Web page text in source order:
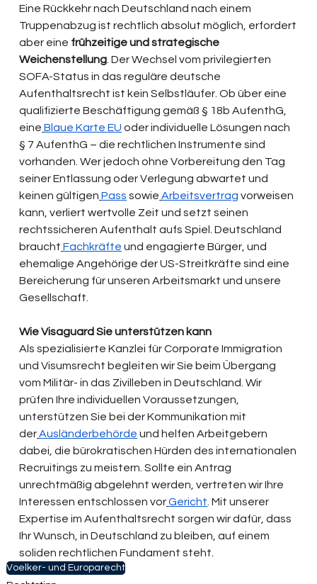
Eine Rückkehr nach Deutschland nach einem
Truppenabzug ist rechtlich absolut möglich, erfordert
aber eine frühzeitige und strategische
Weichenstellung . Der Wechsel vom privilegierten
SOFA-Status in das reguläre deutsche
Aufenthaltsrecht ist kein Selbstläufer. Ob über eine
qualifizierte Beschäftigung gemäß § 18b AufenthG,
eine Blaue Karte EU oder individuelle Lösungen nach
§ 7 AufenthG – die rechtlichen Instrumente sind
vorhanden. Wer jedoch ohne Vorbereitung den Tag
seiner Entlassung oder Verlegung abwartet und
keinen gültigen Pass sowie Arbeitsvertrag vorweisen
kann, verliert wertvolle Zeit und setzt seinen
rechtssicheren Aufenthalt aufs Spiel. Deutschland
braucht Fachkräfte und engagierte Bürger, und
ehemalige Angehörige der US-Streitkräfte sind eine
Bereicherung für unseren Arbeitsmarkt und unsere
Gesellschaft.
Wie Visaguard Sie unterstützen kann
Als spezialisierte Kanzlei für Corporate Immigration
und Visumsrecht begleiten wir Sie beim Übergang
vom Militär- in das Zivilleben in Deutschland. Wir
prüfen Ihre individuellen Voraussetzungen,
unterstützen Sie bei der Kommunikation mit
derAusländerbehörde und helfen Arbeitgebern
dabei, die bürokratischen Hürden des internationalen
Recruitings zu meistern. Sollte ein Antrag
unrechtmäßig abgelehnt werden, vertreten wir Ihre
Interessen entschlossen vorGericht . Mit unserer
Expertise im Aufenthaltsrecht sorgen wir dafür, dass
Ihr Wunsch, in Deutschland zu bleiben, auf einem
soliden rechtlichen Fundament steht.
Voelker- und Europarecht